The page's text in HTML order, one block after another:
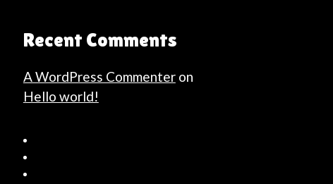
Recent Comments
A WordPress Commenteron
Hello world!